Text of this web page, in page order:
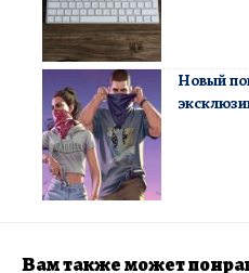
Новый
Вам также может